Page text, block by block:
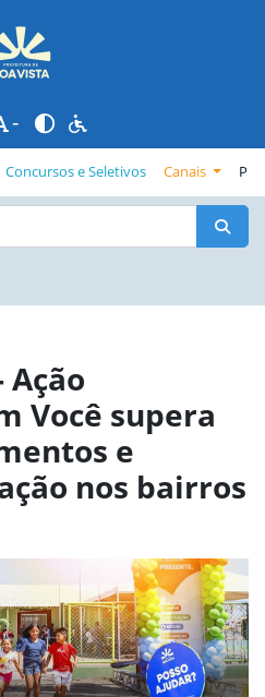
-
Concursos e Seletivos Canais
Ação
Você supera
e
nos bairros